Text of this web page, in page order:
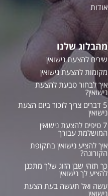
אודות
מהבלוג שלנו
שירים להצעת נישואין
מקומות להצעת נישואין
איך לבחור טבעת להצעת
נישואין?
5 דברים צריך לזכור ביום הצעת
נישואין
7 טיפים להצעת נישואין
המושלמת עבורך
איך להציע נישואין בתקופת
הקורונה?
כך תזהי שבן הזוג שלך מתכנן
להציע לך נישואין
עשה ואל תעשה בעת הצעת
נישואין